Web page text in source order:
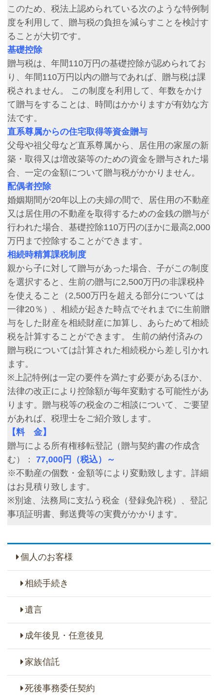
このため、税法上認められている次のような特例制
度を利用して、贈与税の負担を減らすことを検討す
ることが大切です。
基礎控除
贈与税は、年間110万円の基礎控除が認められてお
り、年間110万円以内の贈与であれば、贈与税は課
税されません。 この制度を利用して、年数をかけ
て贈与をすることは、時間はかかりますが有効な方
法です。
直系尊属からの住宅取得等資金贈与
父母や祖父母など直系尊属から、居住用の家屋の新
築・取得又は増改築等のための資金を贈与された場
合、一定の金額について贈与税がかかりません。
配偶者控除
婚姻期間が20年以上の夫婦の間で、居住用の不動産
又は居住用の不動産を取得するための金銭の贈与が
行われた場合、基礎控除110万円のほかに最高2,000
万円まで控除することができます。
相続時精算課税制度
親から子に対して贈与があった場合、子がこの制度
を選択すると、生前の贈与に2,500万円の非課税枠
を使えること（2,500万円を超える部分については
一律20％）、相続が起きた時点でそれまでに生前贈
与をした財産を相続財産に加算し、あらためて相続
税を計算することができます。 生前の納付済みの
贈与税については計算された相続税から差し引かれ
ます。
※上記特例は一定の要件を満たす必要があるほか、
法律の改正により控除額が毎年変動する可能性があ
ります。贈与税等の税金のご相談について、ご要望
があれば、税理士をご紹介致します。
【料 金】
贈与による所有権移転登記（贈与契約書の作成含
む）： 77,000円（税込）～
※不動産の個数・金額等により変動致します。詳細
はお見積り致します。
※別途、法務局に支払う税金（登録免許税）、登記
事項証明書、郵送費等の実費がかかります。
個人のお客様
相続手続き
遺言
成年後見・任意後見
家族信託
死後事務委任契約